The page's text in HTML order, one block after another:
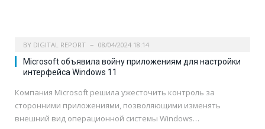
BY DIGITAL REPORT 08/04/2024 18:14
Microsoft объявила войну приложениям для настройки
интерфейса Windows 11
Компания Microsoft решила ужесточить контроль за
сторонними приложениями, позволяющими изменять
внешний вид операционной системы Windows…